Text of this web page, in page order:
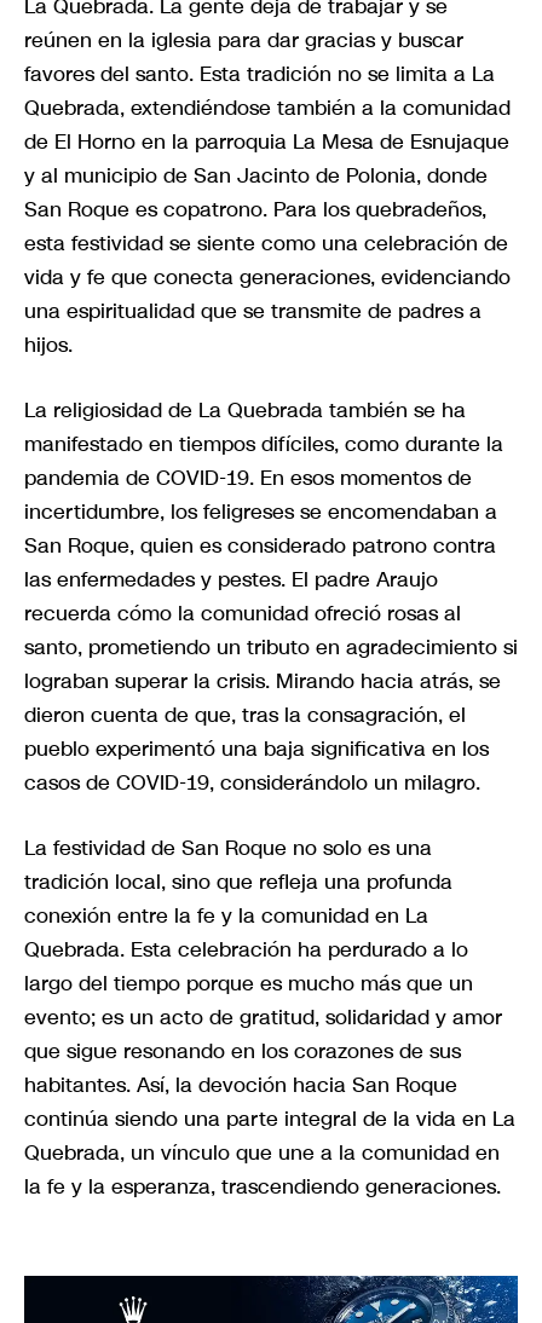
La Quebrada. La gente deja de trabajar y se
reúnen en la iglesia para dar gracias y buscar
favores del santo. Esta tradición no se limita a La
Quebrada, extendiéndose también a la comunidad
de El Horno en la parroquia La Mesa de Esnujaque
y al municipio de San Jacinto de Polonia, donde
San Roque es copatrono. Para los quebradeños,
esta festividad se siente como una celebración de
vida y fe que conecta generaciones, evidenciando
una espiritualidad que se transmite de padres a
hijos.
La religiosidad de La Quebrada también se ha
manifestado en tiempos difíciles, como durante la
pandemia de COVID-19. En esos momentos de
incertidumbre, los feligreses se encomendaban a
San Roque, quien es considerado patrono contra
las enfermedades y pestes. El padre Araujo
recuerda cómo la comunidad ofreció rosas al
santo, prometiendo un tributo en agradecimiento si
lograban superar la crisis. Mirando hacia atrás, se
dieron cuenta de que, tras la consagración, el
pueblo experimentó una baja significativa en los
casos de COVID-19, considerándolo un milagro.
La festividad de San Roque no solo es una
tradición local, sino que refleja una profunda
conexión entre la fe y la comunidad en La
Quebrada. Esta celebración ha perdurado a lo
largo del tiempo porque es mucho más que un
evento; es un acto de gratitud, solidaridad y amor
que sigue resonando en los corazones de sus
habitantes. Así, la devoción hacia San Roque
continúa siendo una parte integral de la vida en La
Quebrada, un vínculo que une a la comunidad en
la fe y la esperanza, trascendiendo generaciones.